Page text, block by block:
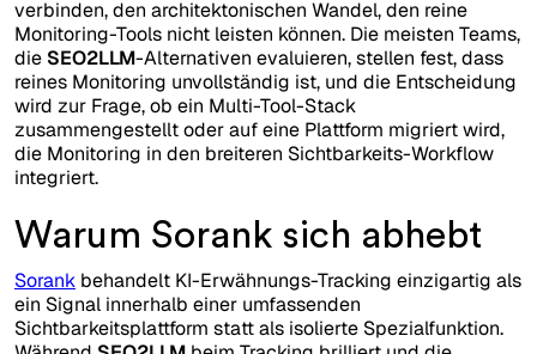
verbinden, den architektonischen Wandel, den reine
Monitoring-Tools nicht leisten können. Die meisten Teams,
die SEO2LLM-Alternativen evaluieren, stellen fest, dass
reines Monitoring unvollständig ist, und die Entscheidung
wird zur Frage, ob ein Multi-Tool-Stack
zusammengestellt oder auf eine Plattform migriert wird,
die Monitoring in den breiteren Sichtbarkeits-Workflow
integriert.
Warum Sorank sich abhebt
Sorank behandelt KI-Erwähnungs-Tracking einzigartig als
ein Signal innerhalb einer umfassenden
Sichtbarkeitsplattform statt als isolierte Spezialfunktion.